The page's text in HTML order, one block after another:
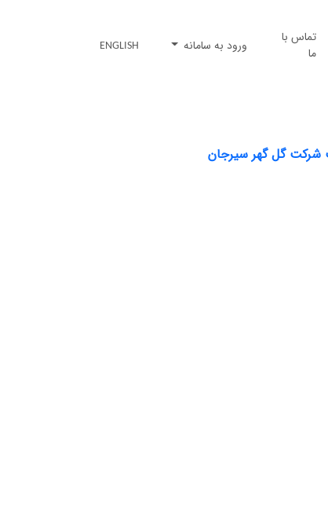
تماس با
ما
ورود به سامانه ENGLISH
شرکت گل گهر سیرجان